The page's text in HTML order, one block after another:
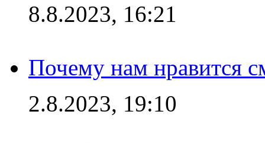
8.8.2023, 16:21
Почему нам нравится
2.8.2023, 19:10